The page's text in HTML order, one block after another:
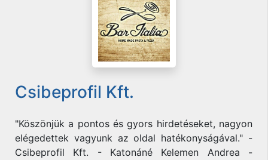
Csibeprofil Kft.
"Köszönjük a pontos és gyors hirdetéseket, nagyon
elégedettek vagyunk az oldal hatékonyságával." -
Csibeprofil Kft. - Katonáné Kelemen Andrea -